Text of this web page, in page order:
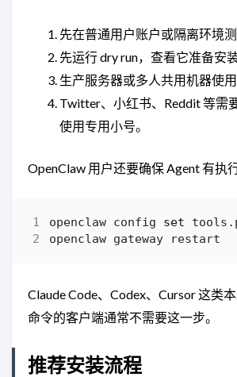
先在普通用户账户或隔离环境测
先运行 dry run，查看它准备安
生产服务器或多人共用机器使用
Twitter、小红书、Reddit 等需
使用专用小号。
OpenClaw 用户还要确保 Agent 有执
openclaw config set
Claude Code、Codex、Cursor 这类
命令的客户端通常不需要这一步。
推荐安装流程